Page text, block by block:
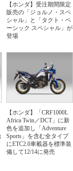
【ホンダ】受注期間限定
販売の「ジョルノ・スペ
シャル」と「タクト・ベ
ーシック スペシャル」が
登場
【ホンダ】「CRF1000L
Africa Twin／DCT」に新
色を追加し「Adventure
Sports」を含む全タイプ
にETC2.0車載器を標準装
備して12/14に発売